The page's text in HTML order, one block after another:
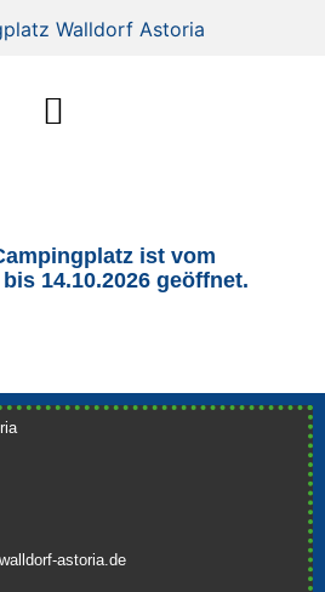
ist vom
bis 14.10.2026 geöffnet.
astoria.de